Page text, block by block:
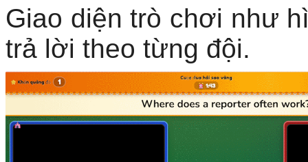
Giao diện trò chơi như
trả lời theo từng đội.